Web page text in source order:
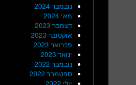
נובמבר 2024
מאי 2024
דצמבר 2023
אוקטובר 2023
פברואר 2023
ינואר 2023
נובמבר 2022
ספטמבר 2022
יולי 2022